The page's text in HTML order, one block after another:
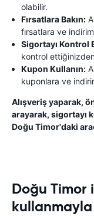
olabilir.
Fırsatlara Bakın:
fırsatlara ve
Sigortayı Kontrol
kontrol
Kupon Kullanın:
kuponlara ve
Alışveriş yaparak,
arayarak, sigortayı
Doğu Timor'daki
Doğu